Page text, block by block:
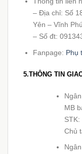
– Địa chỉ: Số
Yên – Vĩnh
– Số đt:
Fanpage: Phụ
5.THÔNG TIN
MB
Chủ